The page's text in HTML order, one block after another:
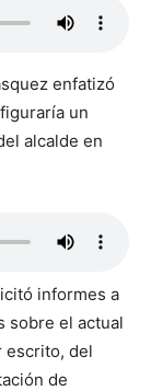
enfatizó
un
alcalde en
informes a
sobre el actual
escrito, del
de